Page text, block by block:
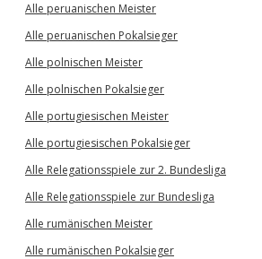
Alle peruanischen Meister
Alle peruanischen Pokalsieger
Alle polnischen Meister
Alle polnischen Pokalsieger
Alle portugiesischen Meister
Alle portugiesischen Pokalsieger
Alle Relegationsspiele zur 2. Bundesliga
Alle Relegationsspiele zur Bundesliga
Alle rumänischen Meister
Alle rumänischen Pokalsieger